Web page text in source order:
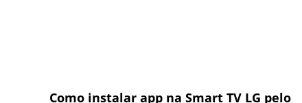
Como instalar app na Smart TV LG pelo